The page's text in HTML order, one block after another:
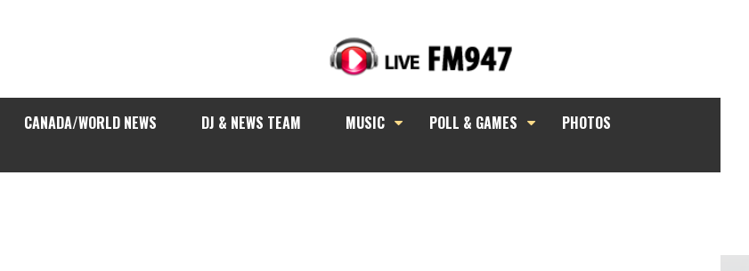
CANADA/WORLD NEWS DJ & NEWS TEAM MUSIC POLL & GAMES
PHOTOS